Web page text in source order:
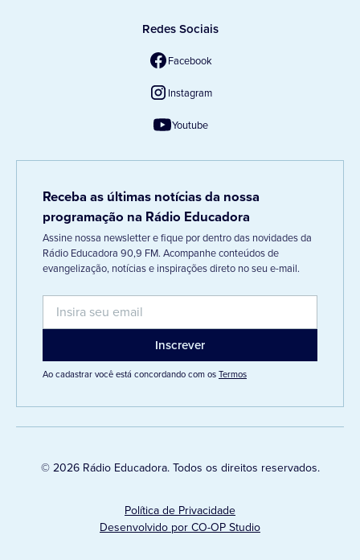
Redes Sociais
Facebook
Instagram
Youtube
Receba as últimas notícias da nossa
programação na Rádio Educadora
Assine nossa newsletter e fique por dentro das novidades da
Rádio Educadora 90,9 FM. Acompanhe conteúdos de
evangelização, notícias e inspirações direto no seu e-mail.
Ao cadastrar você está concordando com osTermos
© 2026 Rádio Educadora. Todos os direitos reservados.
Política de Privacidade
Desenvolvido por CO-OP Studio